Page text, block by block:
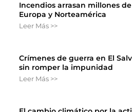
Incendios arrasan millones
Europa y Norteamérica
Leer Más >>
Crímenes de guerra en El
sin romper la impunidad
Leer Más >>